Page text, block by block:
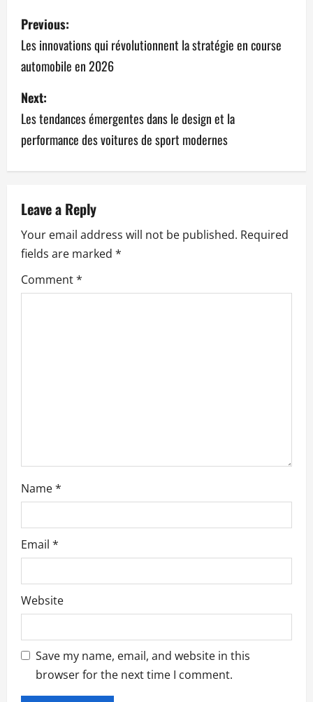
P
o
s
t
n
a
i
g
a
Previous:
Les innovations qui révolutionnent la stratégie en course
automobile en 2026
Next:
Les tendances émergentes dans le design et la
performance des voitures de sport modernes
Leave a Reply
Your email address will not be published. Required
fields are marked *
Comment*
Name*
Email *
Website
Save my name, email, and website in this
browser for the next time I comment.